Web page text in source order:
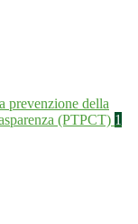
prevenzione della
(PTPCT) 1